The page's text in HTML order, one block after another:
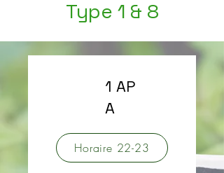
Type 1 & 8
1 AP
A
Horaire 22-23